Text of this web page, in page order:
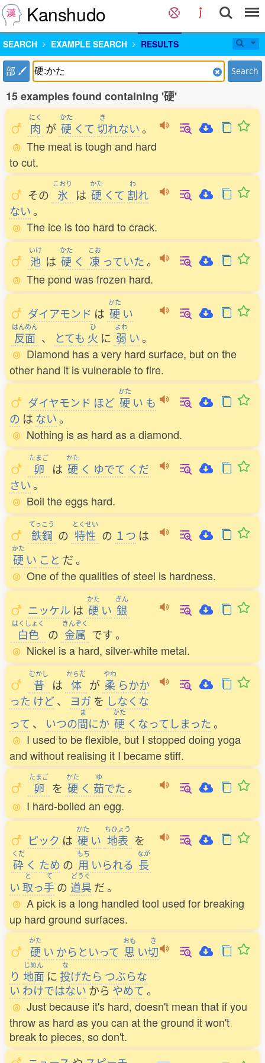
Kanshudo
SEARCH EXAMPLE SEARCH RESULTS
部 Search
15 examples found containing '硬'
にく
肉 が
かた
硬 くて
き
切れない。
The meat is tough and hard
to cut.
その
こおり
氷 は
かた
硬 くて
わ
割れ
ない。
The ice is too hard to crack.
いけ
池 は
かた
硬 く
こお
凍 っていた 。
The pond was frozen hard.
ダイアモンド は
かた
硬 い
はんめん
反面 、 とても
ひ
火 に
よわ
弱 い。
Diamond has a very hard surface, but on the
other hand it is vulnerable to fire.
ダイヤモンド ほど
かた
硬 い も
の は ない。
Nothing is as hard as a diamond.
たまご
卵 は
かた
硬 く ゆでて くだ
さい。
Boil the eggs hard.
てっこう
鉄鋼 の
とくせい
特性 の １つ は
かた
硬 い こと だ。
One of the qualities of steel is hardness.
ニッケル は
かた
硬 い
ぎん
銀
はくしょく
白色 の
きんぞく
金属 です。
Nickel is a hard, silver-white metal.
むかし
昔 は
からだ
体 が
やわ
柔 らかか
った けど、 ヨガ を しなくな
って 、 いつの
ま
間にか
かた
硬 くなってしまった 。
I used to be flexible, but I stopped doing yoga
and without realising it I became stiff.
たまご
卵 を
かた
硬 く
ゆ
茹でた 。
I hard-boiled an egg.
ピック は
かた
硬 い
ちひょう
地表 を
くだ
砕 く ため の
もち
用 いられる
なが
長
い
と
取っ
て
手の
どうぐ
道具 だ。
A pick is a long handled tool used for breaking
up hard ground surfaces.
かた
硬 い からといって
おも
思 い
き
切
り
じめん
地面 に
な
投げたら つぶらな
いわけではないからやめて 。
Just because it's hard, doesn't mean that if you
throw as hard as you can at the ground it won't
break to pieces, so don't.